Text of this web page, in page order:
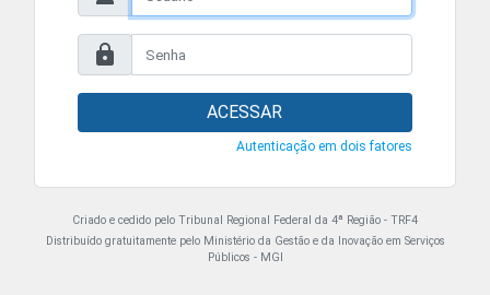
ACESSAR
Autenticação em dois fatores
Criado e cedido pelo Tribunal Regional Federal da 4ª Região - TRF4
Distribuído gratuitamente pelo Ministério da Gestão e da Inovação em Serviços
Públicos - MGI